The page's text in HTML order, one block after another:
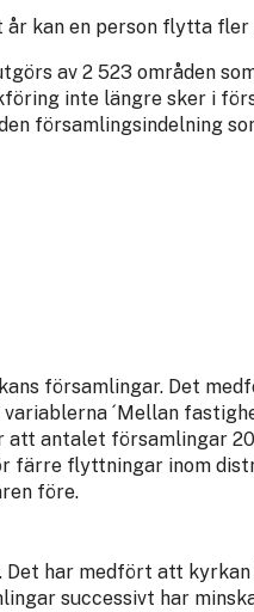
kan en person flytta fler
av 2 523 områden
inte längre sker i
församlingsindelning
församlingar. Det
´Mellan
att antalet församlingar
färre flyttningar inom
före.
Det har medfört att
successivt har